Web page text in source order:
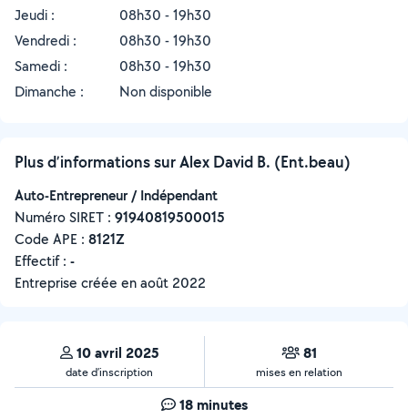
Jeudi :
08h30 - 19h30
Vendredi :
08h30 - 19h30
Samedi :
08h30 - 19h30
Dimanche :
Non disponible
Plus d’informations sur Alex David B. (Ent.beau)
Auto-Entrepreneur / Indépendant
Numéro SIRET : ‍91940819500015
Code APE : 8121Z
Effectif : -
Entreprise créée enaoût 2022
10 avril 2025
date d’inscription
81
mises en relation
18 minutes